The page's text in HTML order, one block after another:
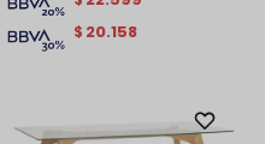
$ 20.158